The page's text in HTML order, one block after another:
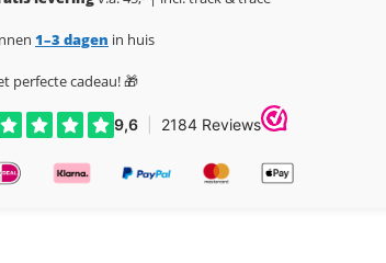
1–3 dagen in huis
perfecte cadeau! 🎁